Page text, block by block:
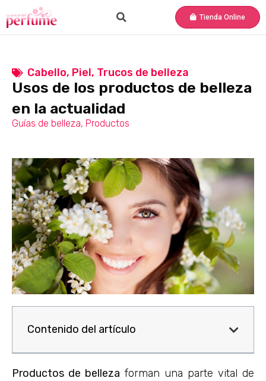
Tienda Online
Cabello, Piel, Trucos de belleza
Usos de los productos de belleza
en la actualidad
Guías de belleza, Productos
Contenido del artículo
Productos de belleza forman una parte vital de